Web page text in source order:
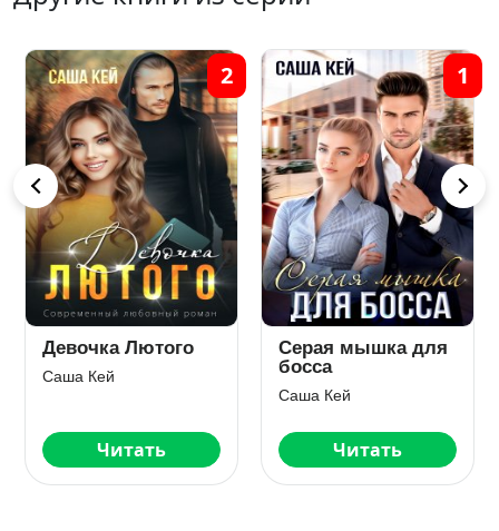
Ставка на
невинность
Читать
12
Голое свидание
Саша Кей
Читать
7